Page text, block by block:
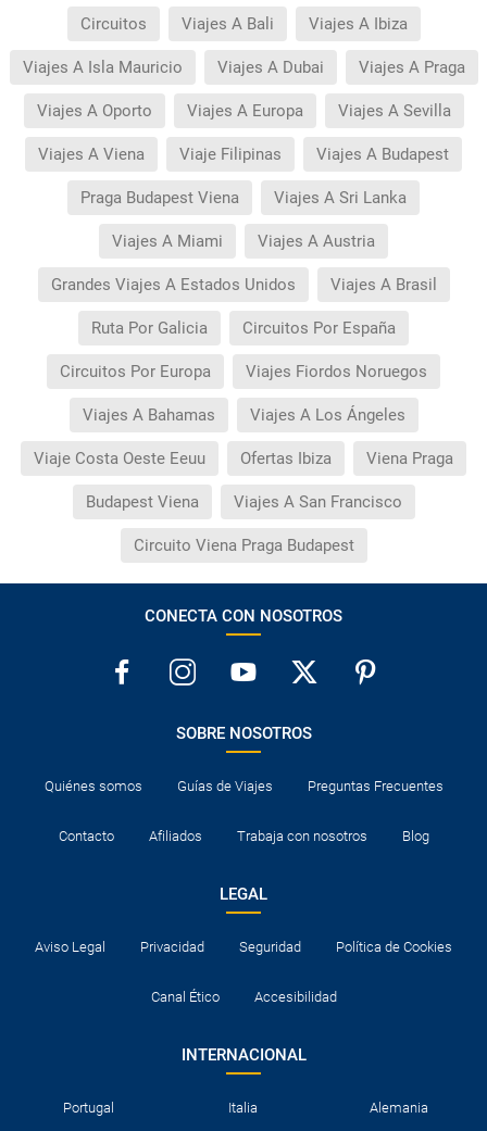
Circuitos Viajes A Bali Viajes A Ibiza
Viajes A Isla Mauricio Viajes A Dubai Viajes A Praga
Viajes A Oporto Viajes A Europa Viajes A Sevilla
Viajes A Viena Viaje Filipinas Viajes A Budapest
Praga Budapest Viena Viajes A Sri Lanka
Viajes A Miami Viajes A Austria
Grandes Viajes A Estados Unidos Viajes A Brasil
Ruta Por Galicia Circuitos Por España
Circuitos Por Europa Viajes Fiordos Noruegos
Viajes A Bahamas Viajes A Los Ángeles
Viaje Costa Oeste Eeuu Ofertas Ibiza Viena Praga
Budapest Viena Viajes A San Francisco
Circuito Viena Praga Budapest
CONECTA CON NOSOTROS
SOBRE NOSOTROS
Quiénes somos Guías de Viajes Preguntas Frecuentes
Contacto Afiliados Trabaja con nosotros Blog
LEGAL
Aviso Legal Privacidad Seguridad Política de Cookies
Canal Ético Accesibilidad
INTERNACIONAL
Portugal Italia Alemania